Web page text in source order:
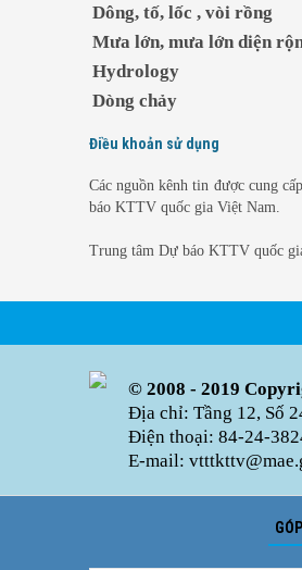
Dông, tố, lốc , vòi rồng
Mưa lớn, mưa lớn diện
Hydrology
Dòng chảy
Điều khoản sử dụng
Các nguồn kênh tin được cung
báo KTTV quốc gia Việt Nam.
Trung tâm Dự báo KTTV quốc
© 2008 - 2019
Địa chỉ: Tầng 12, Số
Điện thoại: 84-24-
E-mail: